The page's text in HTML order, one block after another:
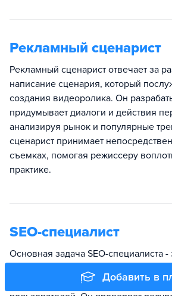
Добавить в
Рекламный сценарист
Рекламный сценарист отвечает за
написание сценария, который
создания видеоролика. Он
придумывает диалоги и действия
анализируя рынок и популярные
сценарист принимает
съемках, помогая режиссеру
практике.
SEO-специалист
Основная задача SEO-специалиста
запросам и привлечение на ресурс